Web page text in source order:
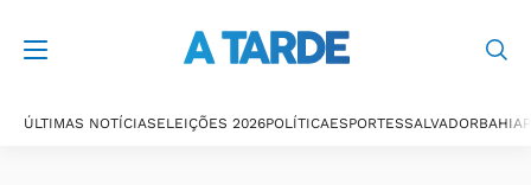
ÚLTIMAS NOTÍCIASELEIÇÕES 2026POLÍTICAESPORTESSALVADORBAHIA